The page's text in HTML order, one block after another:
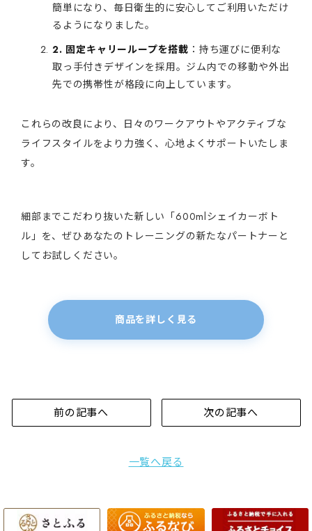
簡単になり、毎日衛生的に安心してご利用いただけ
るようになりました。
2. 固定キャリーループを搭載 ：持ち運びに便利な
取っ手付きデザインを採用。ジム内での移動や外出
先での携帯性が格段に向上しています。
これらの改良により、日々のワークアウトやアクティブな
ライフスタイルをより力強く、心地よくサポートいたしま
す。
細部までこだわり抜いた新しい「600mlシェイカーボト
ル」を、ぜひあなたのトレーニングの新たなパートナーと
してお試しください。
商品を詳しく見る
前の記事へ
一覧へ戻る
次の記事へ